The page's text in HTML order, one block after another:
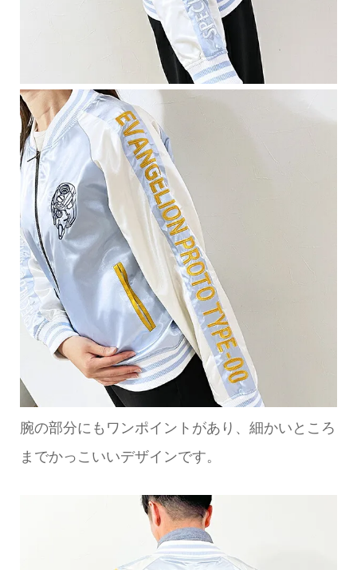
腕の部分にもワンポイントがあり、細かいところ
までかっこいいデザインです。